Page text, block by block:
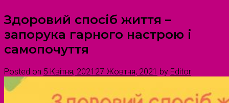
Здоровий спосіб життя –
запорука гарного настрою і
самопочуття
Posted on 5 Квітня, 2021 27 Жовтня, 2021 by Editor